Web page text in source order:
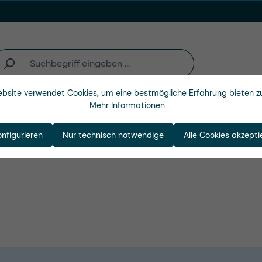
Unternehmen
AG
verwendet Cookies, um eine bestmögliche Erfahrung bieten
Mehr Informationen ...
Nur technisch notwendige Alle Cookies